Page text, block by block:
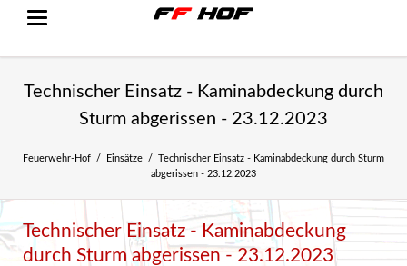
Technischer Einsatz - Kaminabdeckung durch
Sturm abgerissen - 23.12.2023
Feuerwehr-Hof Einsätze
Technischer Einsatz - Kaminabdeckung durch Sturm
abgerissen - 23.12.2023
Technischer Einsatz - Kaminabdeckung
durch Sturm abgerissen - 23.12.2023